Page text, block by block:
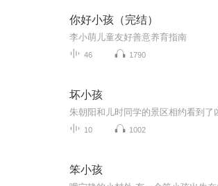
你好小孩（完结）
李小萌儿童友好善意养育指南
46 1790
坏小孩
10 1002
笨小孩